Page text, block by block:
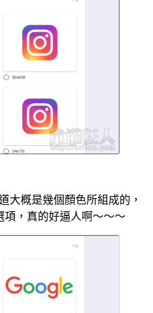
大概是幾個顏色所組成的，
項，真的好逼人啊～～～